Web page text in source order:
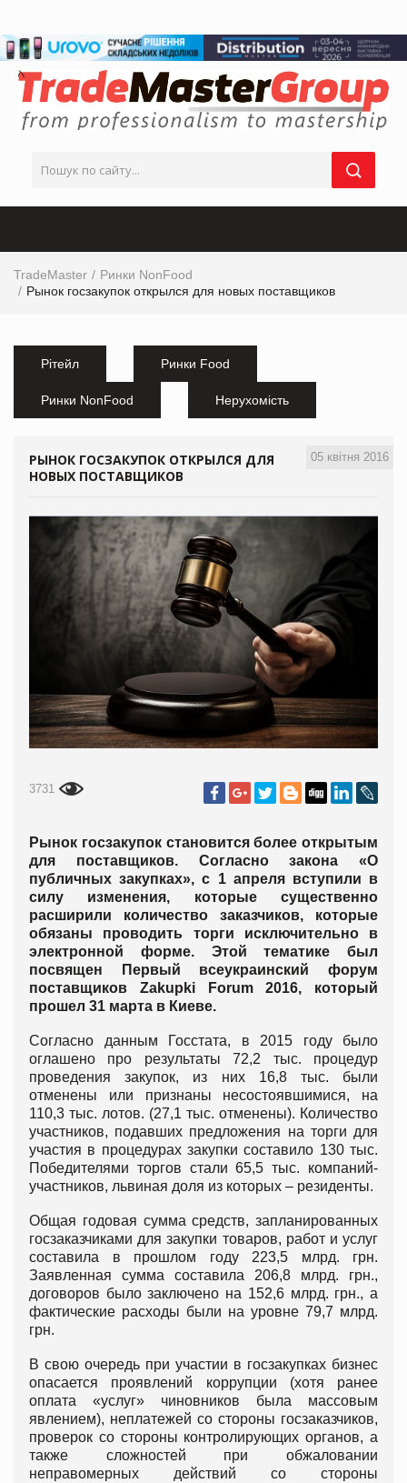
TradeMaster
Ринки NonFood
Рынок госзакупок открылся для новых поставщиков
Рітейл Ринки Food
Ринки NonFood Нерухомість
05 квітня 2016
РЫНОК ГОСЗАКУПОК ОТКРЫЛСЯ ДЛЯ
НОВЫХ ПОСТАВЩИКОВ
3731
Рынок госзакупок становится более открытым
для поставщиков. Согласно закона «О
публичных закупках», с 1 апреля вступили в
силу изменения, которые существенно
расширили количество заказчиков, которые
обязаны проводить торги исключительно в
электронной форме. Этой тематике был
посвящен Первый всеукраинский форум
поставщиков Zakupki Forum 2016, который
прошел 31 марта в Киеве.
Согласно данным Госстата, в 2015 году было
оглашено про результаты 72,2 тыс. процедур
проведения закупок, из них 16,8 тыс. были
отменены или признаны несостоявшимися, на
110,3 тыс. лотов. (27,1 тыс. отменены). Количество
участников, подавших предложения на торги для
участия в процедурах закупки составило 130 тыс.
Победителями торгов стали 65,5 тыс. компаний-
участников, львиная доля из которых – резиденты.
Общая годовая сумма средств, запланированных
госзаказчиками для закупки товаров, работ и услуг
составила в прошлом году 223,5 млрд. грн.
Заявленная сумма составила 206,8 млрд. грн.,
договоров было заключено на 152,6 млрд. грн., а
фактические расходы были на уровне 79,7 млрд.
грн.
В свою очередь при участии в госзакупках бизнес
опасается проявлений коррупции (хотя ранее
оплата «услуг» чиновников была массовым
явлением), неплатежей со стороны госзаказчиков,
проверок со стороны контролирующих органов, а
также сложностей при обжаловании
неправомерных действий со стороны